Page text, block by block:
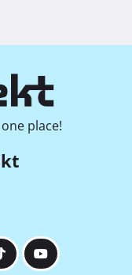
place!